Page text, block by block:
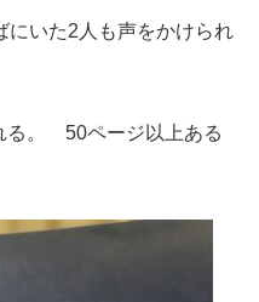
にいた2人も声をかけられ
る。 50ページ以上ある